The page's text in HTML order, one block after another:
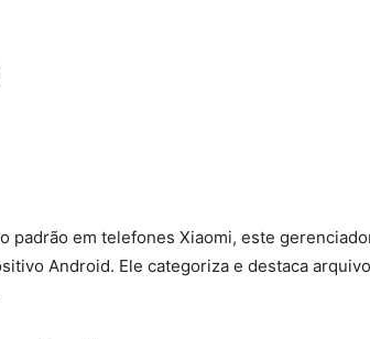
padrão em telefones Xiaomi, este
Android. Ele categoriza e destaca